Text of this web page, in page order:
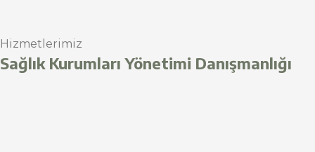
Hizmetlerimiz
Sağlık Kurumları Yönetimi Danışmanlığı